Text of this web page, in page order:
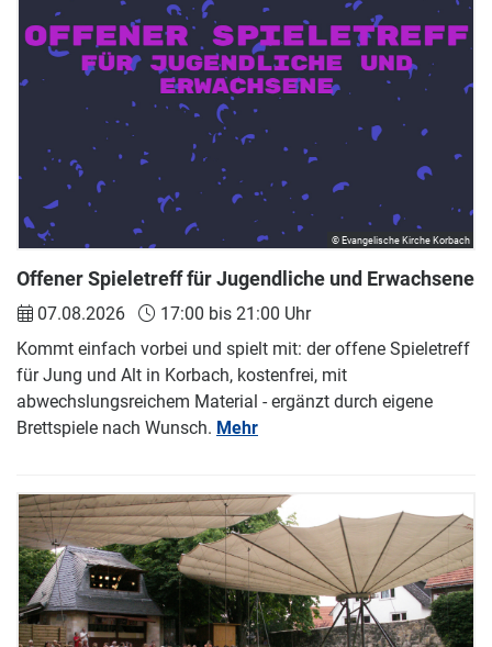
Offener Spieletreff für Jugendliche und Erwachsene
07.08.2026
17:00 bis 21:00 Uhr
Kommt einfach vorbei und spielt mit: der offene Spieletreff
für Jung und Alt in Korbach, kostenfrei, mit
abwechslungsreichem Material - ergänzt durch eigene
Brettspiele nach Wunsch. Mehr
© Evangelische Kirche Korbach